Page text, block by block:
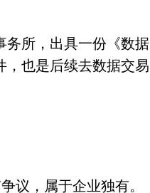
所，出具一份《数据
也是后续去数据交易
议，属于企业独有。